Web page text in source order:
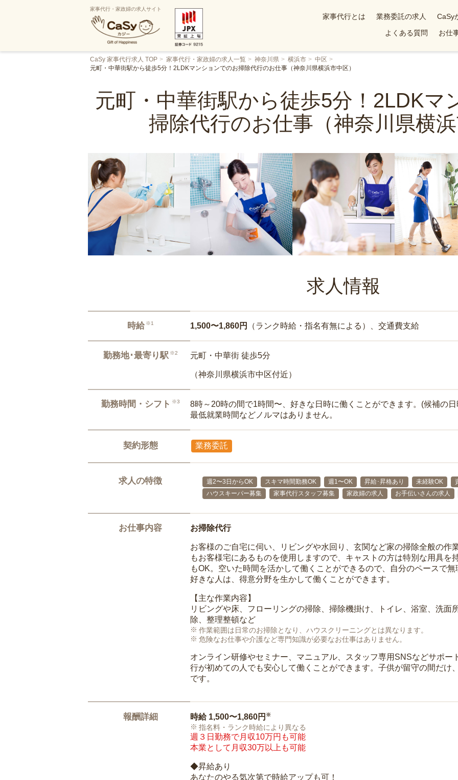
家事代行・家政婦の求人サイト
家事代行とは 業務委託の求人 CaSy
よくある質問
お仕
CaSy 家事代行求人 TOP 家事代行・家政婦の求人一覧 神奈川県 横浜市
中区
元町・中華街駅から徒歩5分！2LDKマンションでのお掃除代行のお仕事（神奈川県横浜市中区）
元町・中華街駅から徒歩5分！2LDKマ
掃除代行のお仕事（神奈川県横浜
求人情報
時給 ※1 1,500〜1,860円 （ランク時給・指名有無による）、交通費支給
勤務地･最寄り駅 ※2 元町・中華街 徒歩5分
（神奈川県横浜市中区付近）
勤務時間・シフト ※3
8時～20時の間で1時間〜、好きな日時に働くことができます。(候補の
最低就業時間などノルマはありません。
契約形態 業務委託
求人の特徴 週2〜3日からOK スキマ時間勤務OK 週1〜OK 昇給･昇格あり 未経験OK
ハウスキーパー募集
家事代行スタッフ募集 家政婦の求人 お手伝いさんの求人
お仕事内容 お掃除代行
お客様のご自宅に伺い、リビングや水回り、玄関など家の掃除全般の作
もお客様宅にあるものを使用しますので、キャストの方は特別な用具を
もOK。空いた時間を活かして働くことができるので、自分のペースで
好きな人は、得意分野を生かして働くことができます。
【主な作業内容】
リビングや床、フローリングの掃除、掃除機掛け、トイレ、浴室、洗面
除、整理整頓など
作業範囲は日常のお掃除となり、ハウスクリーニングとは異なります。
危険なお仕事や介護など専門知識が必要なお仕事はありません。
オンライン研修やセミナー、マニュアル、スタッフ専用SNSなどサポー
行が初めての人でも安心して働くことができます。子供が留守の間だけ
です。
報酬詳細 時給 1,500〜1,860円 ※
指名料・ランク時給により異なる
週３日勤務で月収10万円も可能
本業として月収30万以上も可能
◆昇給あり
あなたのやる気次第で時給アップも可！